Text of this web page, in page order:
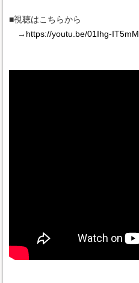
■視聴はこちらから
→ https://youtu.be/01Ihg-IT5mM